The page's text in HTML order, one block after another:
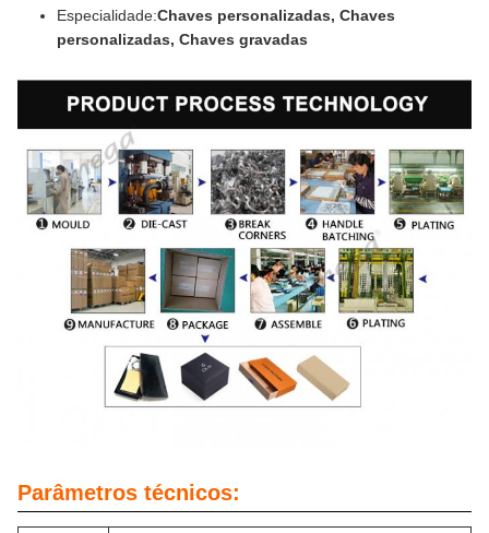
Especialidade:Chaves personalizadas, Chaves
personalizadas, Chaves gravadas
Parâmetros técnicos: